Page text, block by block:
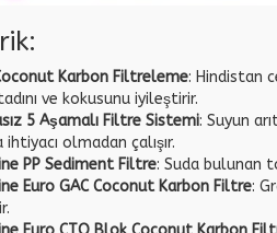
Karbon Filtreleme: Hindistan
ve kokusunu iyileştirir.
5 Aşamalı Filtre Sistemi: Suyun
olmadan çalışır.
PP Sediment Filtre: Suda bulunan
Euro GAC Coconut Karbon Filtre: